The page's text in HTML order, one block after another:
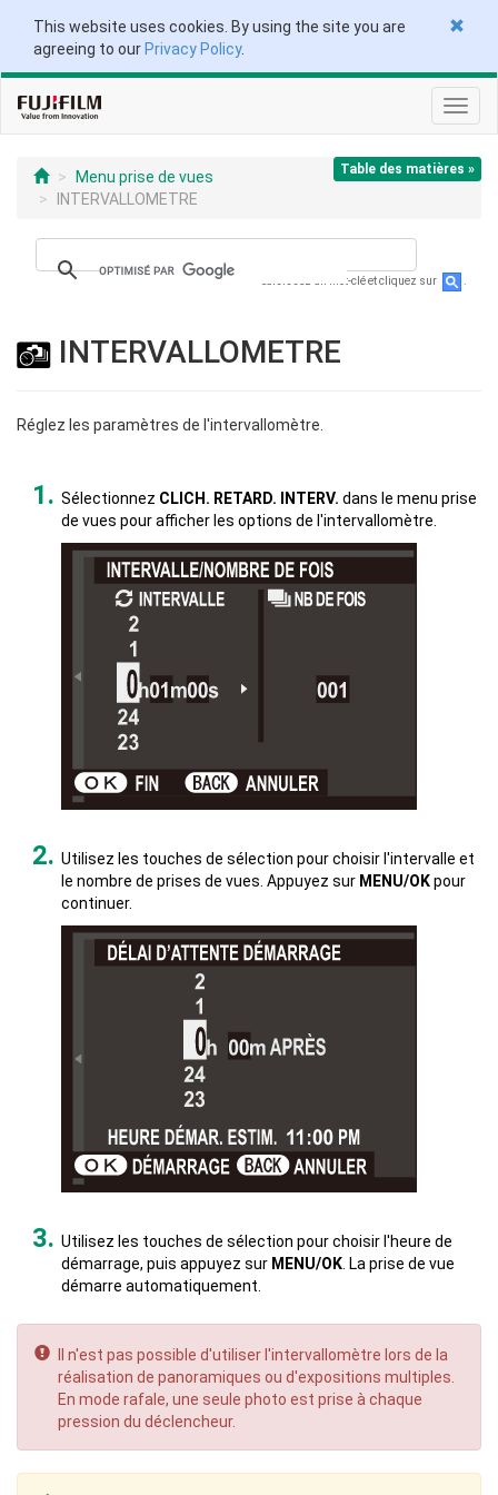
This website uses cookies. By using the site you are
agreeing to our Privacy Policy.
Table des matières »
Menu prise de vues
INTERVALLOMETRE
Saisissez un mot-clé et cliquez sur
INTERVALLOMETRE
Réglez les paramètres de l'intervallomètre.
Sélectionnez CLICH. RETARD. INTERV. dans le menu prise
de vues pour afficher les options de l'intervallomètre.
Utilisez les touches de sélection pour choisir l'intervalle et
le nombre de prises de vues. Appuyez sur MENU/OKpour
continuer.
Utilisez les touches de sélection pour choisir l'heure de
démarrage, puis appuyez sur MENU/OK . La prise de vue
démarre automatiquement.
Il n'est pas possible d'utiliser l'intervallomètre lors de la
réalisation de panoramiques ou d'expositions multiples.
En mode rafale, une seule photo est prise à chaque
pression du déclencheur.